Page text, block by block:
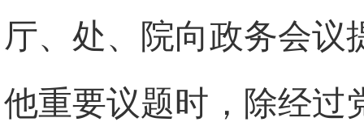
厅、处、院向政务会议
他重要议题时，除经过